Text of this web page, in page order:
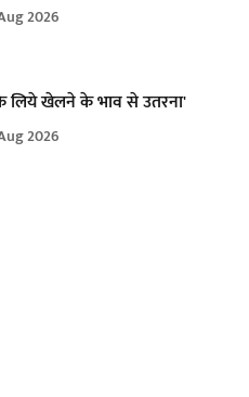
2026
लिये खेलने के भाव से उतरना'
2026